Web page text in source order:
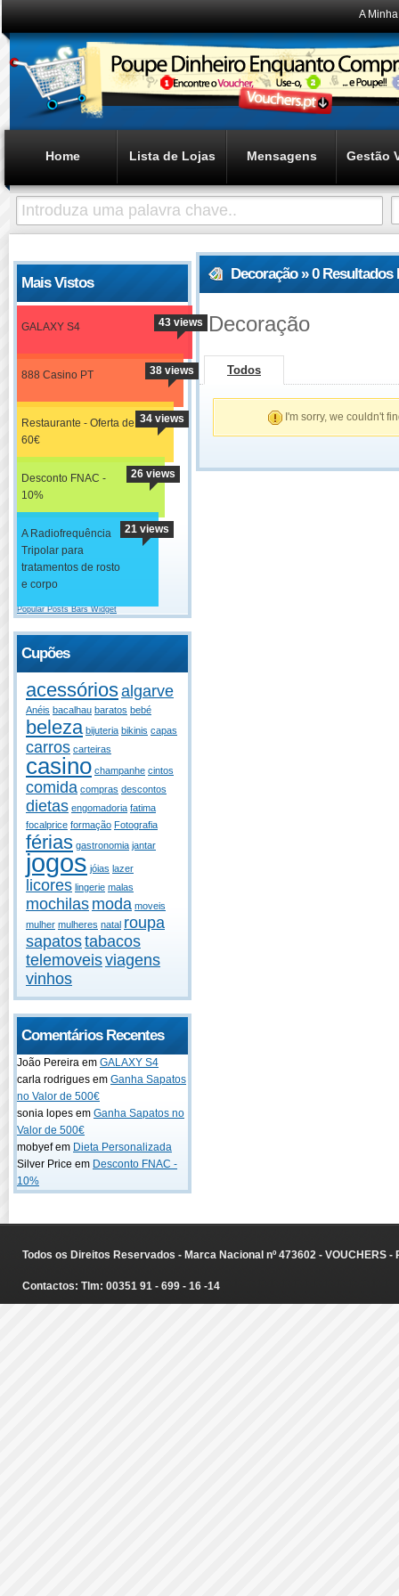
A
Home Lista de Lojas Mensagens Gestão
Mais Vistos
GALAXY S4 43 views
888 Casino PT 38 views
Restaurante - Oferta de
60€
34 views
Desconto FNAC -
10%
26 views
A Radiofrequência
Tripolar para
tratamentos de rosto
e corpo
21 views
Popular Posts Bars Widget
Cupões
acessóriosalgarve
Anéis bacalhau baratos bebé
beleza bijuteria bikinis capas
carros carteiras
casino champanhe cintos
comida compras descontos
dietas engomadoria fatima
focalprice formação Fotografia
férias gastronomia jantar
jogos jóias lazer
licores lingerie malas
mochilas moda moveis
mulher mulheres natal roupa
sapatostabacos
telemoveisviagens
vinhos
Comentários Recentes
João Pereira em GALAXY S4
carla rodrigues em Ganha Sapatos
no Valor de 500€
sonia lopes em Ganha Sapatos no
Valor de 500€
mobyef em Dieta Personalizada
Silver Price em Desconto FNAC -
10%
Decoração » 0
Decoração
Todos
I'm sorry, we couldn't
Todos os Direitos Reservados - Marca Nacional nº 473602 - VOUCHERS
Contactos: Tlm: 00351 91 - 699 - 16 -14